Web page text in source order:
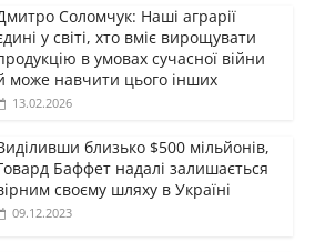
Соломчук: Наші аграрії
у світі, хто вміє вирощувати
в умовах сучасної війни
може навчити цього інших
13.02.2026
близько $500 мільйонів,
Баффет надалі залишається
своєму шляху в Україні
09.12.2023